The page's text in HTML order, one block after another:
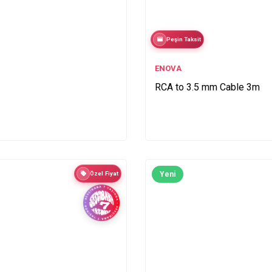
Peşin Taksit
ENOVA
RCA to 3.5 mm Cable 3m
Özel Fiyat Yeni